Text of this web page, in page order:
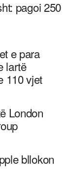
pagoi 250
e para
lartë
110 vjet
London
bllokon